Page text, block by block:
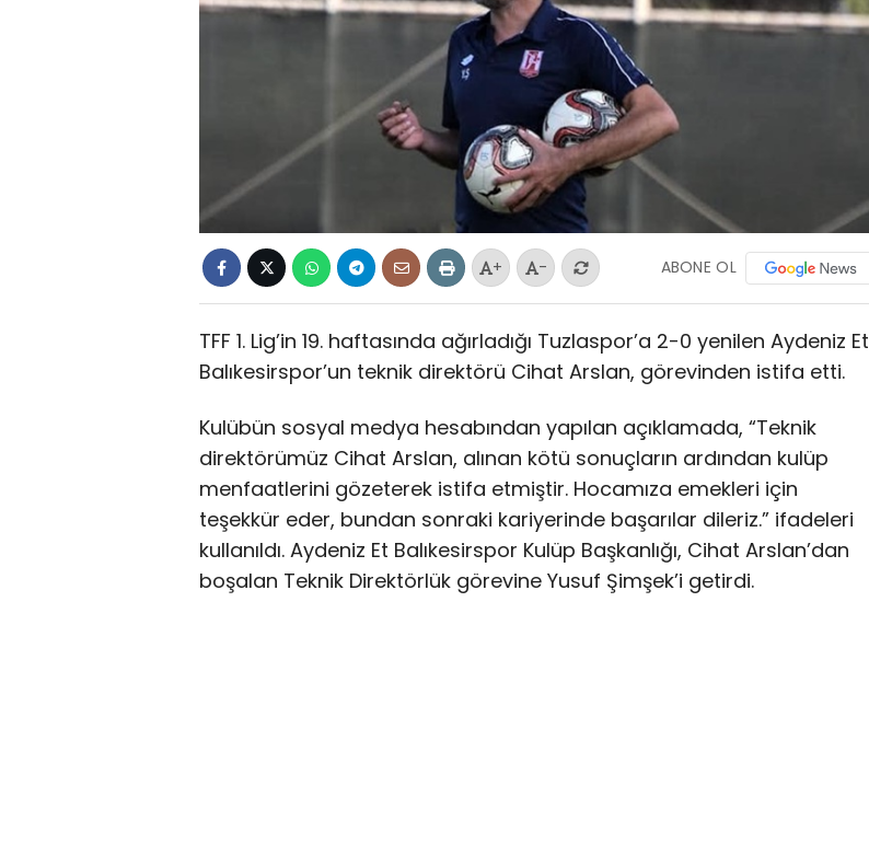
+ - ABONE OL
TFF 1. Lig’in 19. haftasında ağırladığı Tuzlaspor’a 2-0 yenilen Aydeniz Et
Balıkesirspor’un teknik direktörü Cihat Arslan, görevinden istifa etti.
Kulübün sosyal medya hesabından yapılan açıklamada, “Teknik
direktörümüz Cihat Arslan, alınan kötü sonuçların ardından kulüp
menfaatlerini gözeterek istifa etmiştir. Hocamıza emekleri için
teşekkür eder, bundan sonraki kariyerinde başarılar dileriz.” ifadeleri
kullanıldı. Aydeniz Et Balıkesirspor Kulüp Başkanlığı, Cihat Arslan’dan
boşalan Teknik Direktörlük görevine Yusuf Şimşek’i getirdi.